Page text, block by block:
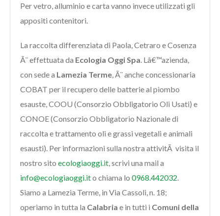
Per vetro, alluminio e carta vanno invece utilizzati gli
appositi contenitori.
La raccolta differenziata di Paola, Cetraro e Cosenza
Ã¨ effettuata da Ecologia Oggi Spa. Lâ€™azienda,
con sede a Lamezia Terme, Ã¨ anche concessionaria
COBAT per il recupero delle batterie al piombo
esauste, COOU (Consorzio Obbligatorio Oli Usati) e
CONOE (Consorzio Obbligatorio Nazionale di
raccolta e trattamento oli e grassi vegetali e animali
esausti). Per informazioni sulla nostra attivitÃ visita il
nostro sito ecologiaoggi.it, scrivi una mail a
info@ecologiaoggi.ito chiama lo 0968.442032.
Siamo a Lamezia Terme, in Via Cassoli, n. 18;
operiamo in tutta la Calabria e in tutti i Comuni della